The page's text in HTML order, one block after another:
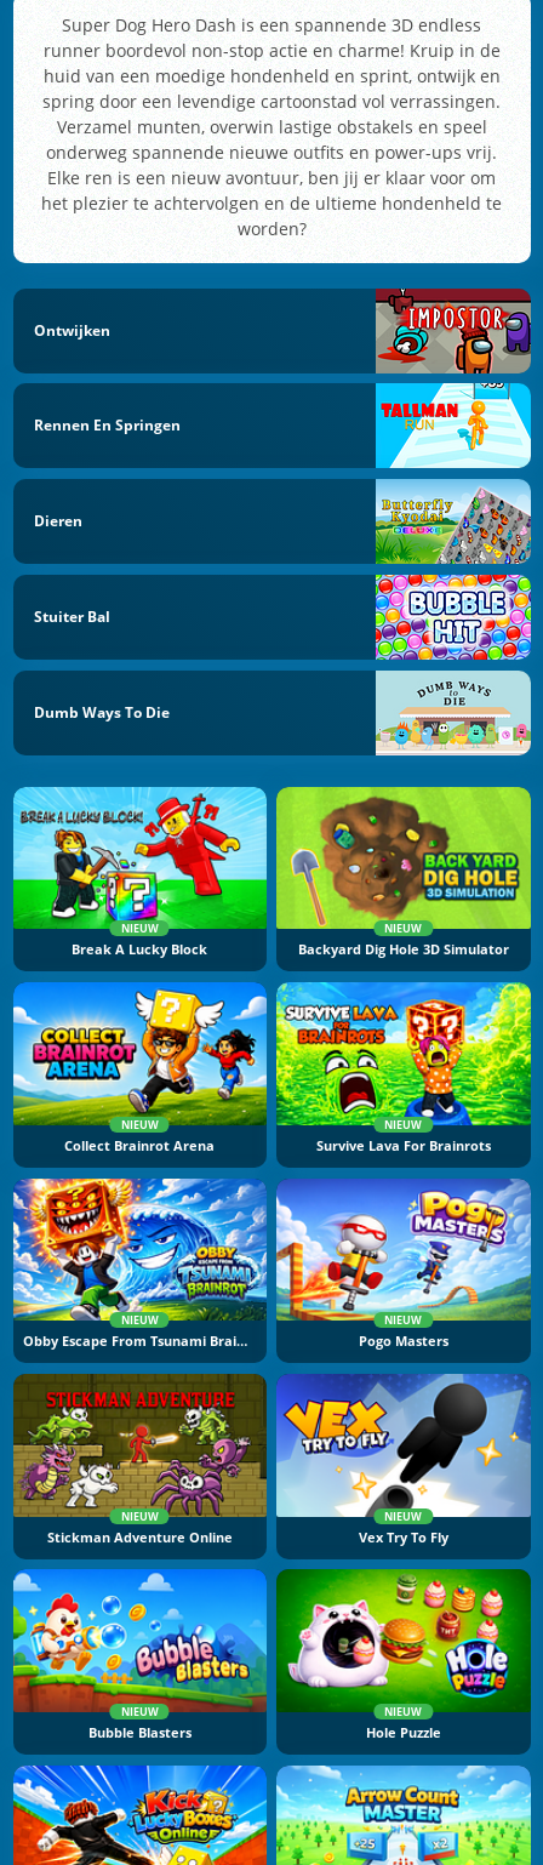
Super Dog Hero Dash is een spannende 3D endless
runner boordevol non-stop actie en charme! Kruip in de
huid van een moedige hondenheld en sprint, ontwijk en
spring door een levendige cartoonstad vol verrassingen.
Verzamel munten, overwin lastige obstakels en speel
onderweg spannende nieuwe outfits en power-ups vrij.
Elke ren is een nieuw avontuur, ben jij er klaar voor om
het plezier te achtervolgen en de ultieme hondenheld te
worden?
Ontwijken
Rennen En Springen
Dieren
Stuiter Bal
Dumb Ways To Die
NIEUW
Break A Lucky Block
NIEUW
Backyard Dig Hole 3D Simulator
NIEUW
Collect Brainrot Arena
NIEUW
Survive Lava For Brainrots
NIEUW
Obby Escape From Tsunami Brainrot
NIEUW
Pogo Masters
NIEUW
Stickman Adventure Online
NIEUW
Vex Try To Fly
NIEUW
Bubble Blasters
NIEUW
Hole Puzzle